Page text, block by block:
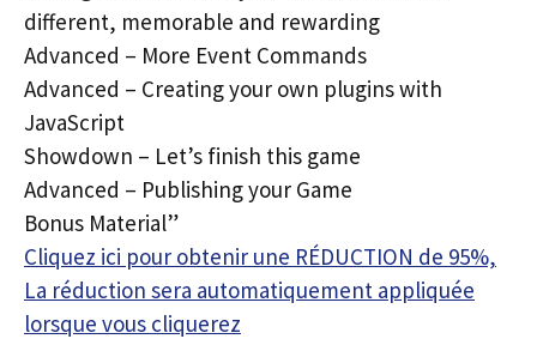
different, memorable and rewarding
Advanced – More Event Commands
Advanced – Creating your own plugins with
JavaScript
Showdown – Let’s finish this game
Advanced – Publishing your Game
Bonus Material”
Cliquez ici pour obtenir une RÉDUCTION de 95%,
La réduction sera automatiquement appliquée
lorsque vous cliquerez